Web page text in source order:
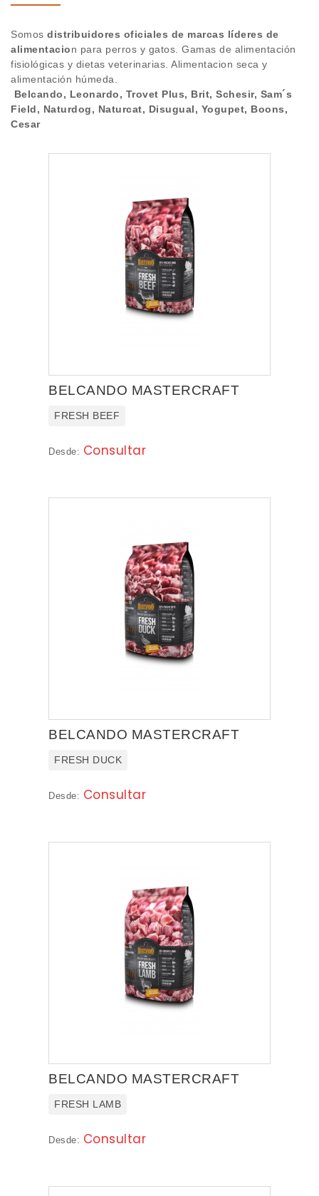
Alta cliente
Marcas
TROVET PLUS
BRIT
SCHESIR
WOOLF
WHISKAS
LITTLE ONE
APPLAWS
NOVEDADES
Somos distribuidores oficiales de marcas líderes de
alimentacion para perros y gatos. Gamas de alimentación
fisiológicas y dietas veterinarias. Alimentacion seca y
alimentación húmeda.
Belcando, Leonardo, Trovet Plus, Brit, Schesir, Sam´s
Field, Naturdog, Naturcat, Disugual, Yogupet, Boons,
Cesar
BELCANDO MASTERCRAFT
FRESH BEEF
Desde: Consultar
BELCANDO MASTERCRAFT
FRESH DUCK
Desde: Consultar
BELCANDO MASTERCRAFT
FRESH LAMB
Desde: Consultar